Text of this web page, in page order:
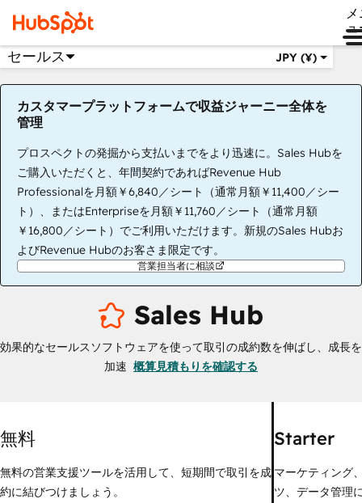
ュ
セールス JPY (¥)
カスタマープラットフォームで収益ジャーニー全体を
管理
プロスペクトの発掘から支払いまでをより迅速に。Sales Hubを
ご購入いただくと、年間契約であればRevenue Hub
Professionalを月額￥6,840／シート（通常月額￥11,400／シー
ト）、またはEnterpriseを月額￥11,760／シート（通常月額
￥16,800／シート）でご利用いただけます。新規のSales Hubお
よびRevenue Hubのお客さま限定です。
営業担当者に相談
Sales Hub
効果的なセールスソフトウェアを使って取引の成約数を伸ばし、成長を
加速 概算見積もりを確認する
無料
無料の営業支援ツールを活用して、短期間で取引を成
約に結びつけましょう。
Starter
マーケティング
ツ、データ管理